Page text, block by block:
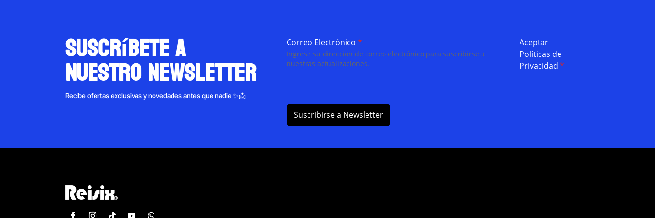
suscríbete a
nuestro newsletter
Recibe ofertas exclusivas y novedades antes que nadie ✨📩
Correo Electrónico*
Ingrese su dirección de correo electrónico para suscribirse a
nuestras actualizaciones.
Aceptar
Políticas de
Privacidad*
Suscribirse a Newsletter